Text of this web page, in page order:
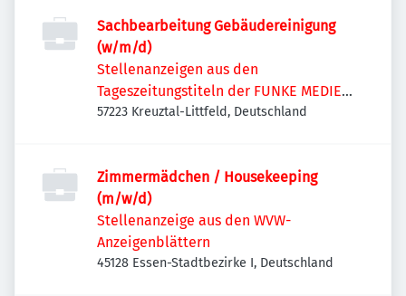
Sachbearbeitung Gebäudereinigung
(w/m/d)
Stellenanzeigen aus den
Tageszeitungstiteln der FUNKE MEDIEN
NRW
57223 Kreuztal-Littfeld, Deutschland
Zimmermädchen / Housekeeping
(m/w/d)
Stellenanzeige aus den WVW-
Anzeigenblättern
45128 Essen-Stadtbezirke I, Deutschland